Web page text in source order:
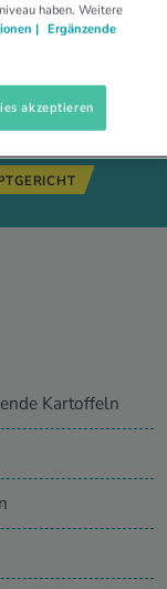
Kartoffeln
haben. Weitere
| Ergänzende
akzeptieren